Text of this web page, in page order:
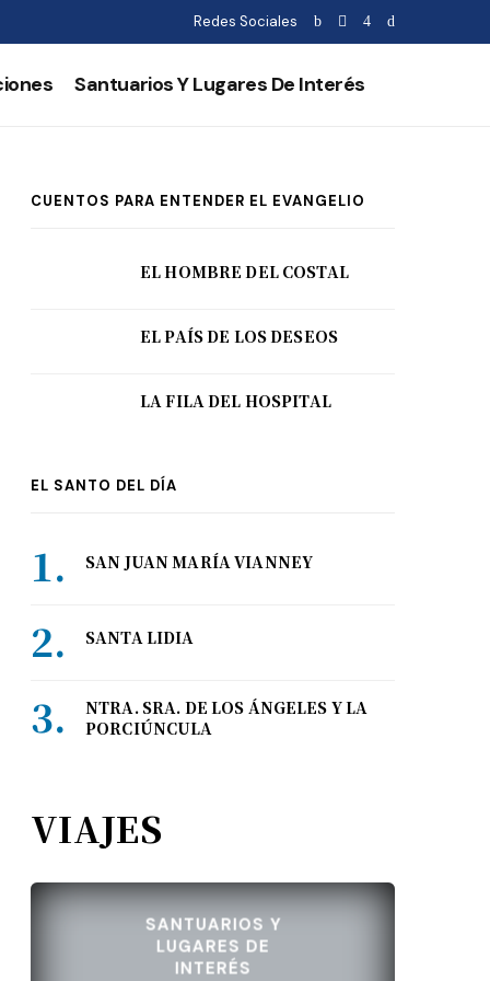
Redes Sociales
Santuarios Y Lugares De Interés
CUENTOS PARA ENTENDER EL EVANGELIO
EL HOMBRE DEL COSTAL
EL PAÍS DE LOS DESEOS
LA FILA DEL HOSPITAL
EL SANTO DEL DÍA
SAN JUAN MARÍA VIANNEY
SANTA LIDIA
NTRA. SRA. DE LOS ÁNGELES Y LA
PORCIÚNCULA
VIAJES
SANTUARIOS Y
LUGARES DE
INTERÉS